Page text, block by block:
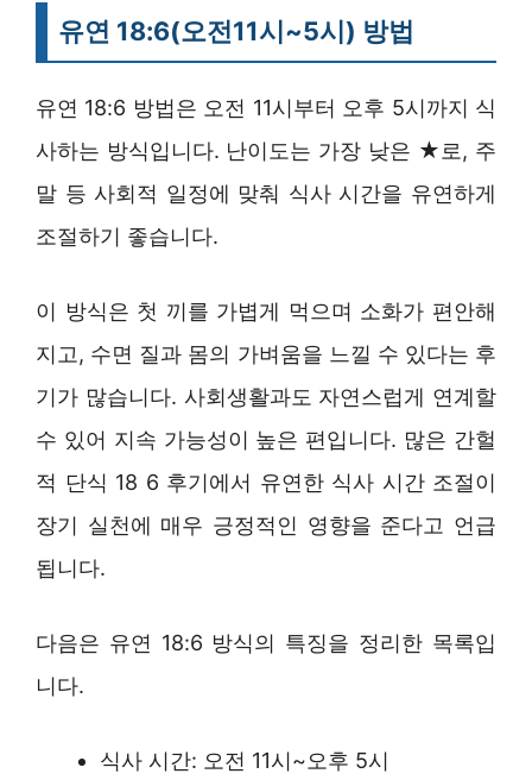
유연 18:6(오전11시~5시) 방법
유연 18:6 방법은 오전 11시부터 오후 5시까지 식
사하는 방식입니다. 난이도는 가장 낮은 ★로, 주
말 등 사회적 일정에 맞춰 식사 시간을 유연하게
조절하기 좋습니다.
이 방식은 첫 끼를 가볍게 먹으며 소화가 편안해
지고, 수면 질과 몸의 가벼움을 느낄 수 있다는 후
기가 많습니다. 사회생활과도 자연스럽게 연계할
수 있어 지속 가능성이 높은 편입니다. 많은 간헐
적 단식 18 6 후기에서 유연한 식사 시간 조절이
장기 실천에 매우 긍정적인 영향을 준다고 언급
됩니다.
다음은 유연 18:6 방식의 특징을 정리한 목록입
니다.
식사 시간: 오전 11시~오후 5시